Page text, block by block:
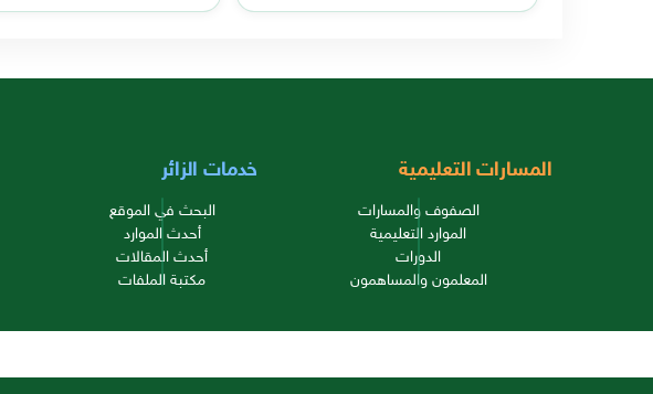
المسارات التعليمية
الصفوف والمسارات
الموارد التعليمية
الدورات
المعلمون والمساهمون
خدمات الزائر
البحث في الموقع
أحدث الموارد
أحدث المقالات
مكتبة الملفات